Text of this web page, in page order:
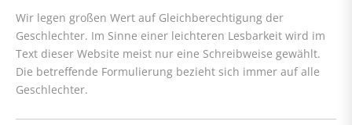
Wir legen großen Wert auf Gleichberechtigung der
Geschlechter. Im Sinne einer leichteren Lesbarkeit wird im
Text dieser Website meist nur eine Schreibweise gewählt.
Die betreffende Formulierung bezieht sich immer auf alle
Geschlechter.